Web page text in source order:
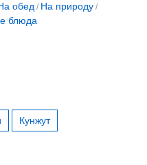
обед / На природу /
блюда
Кунжут